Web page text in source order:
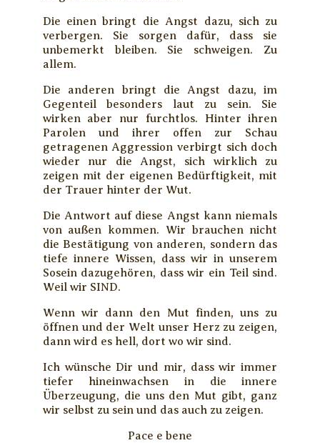
Die einen bringt die Angst dazu, sich zu
verbergen. Sie sorgen dafür, dass sie
unbemerkt bleiben. Sie schweigen. Zu
allem.
Die anderen bringt die Angst dazu, im
Gegenteil besonders laut zu sein. Sie
wirken aber nur furchtlos. Hinter ihren
Parolen und ihrer offen zur Schau
getragenen Aggression verbirgt sich doch
wieder nur die Angst, sich wirklich zu
zeigen mit der eigenen Bedürftigkeit, mit
der Trauer hinter der Wut.
Die Antwort auf diese Angst kann niemals
von außen kommen. Wir brauchen nicht
die Bestätigung von anderen, sondern das
tiefe innere Wissen, dass wir in unserem
Sosein dazugehören, dass wir ein Teil sind.
Weil wir SIND.
Wenn wir dann den Mut finden, uns zu
öffnen und der Welt unser Herz zu zeigen,
dann wird es hell, dort wo wir sind.
Ich wünsche Dir und mir, dass wir immer
tiefer hineinwachsen in die innere
Überzeugung, die uns den Mut gibt, ganz
wir selbst zu sein und das auch zu zeigen.
Pace e bene